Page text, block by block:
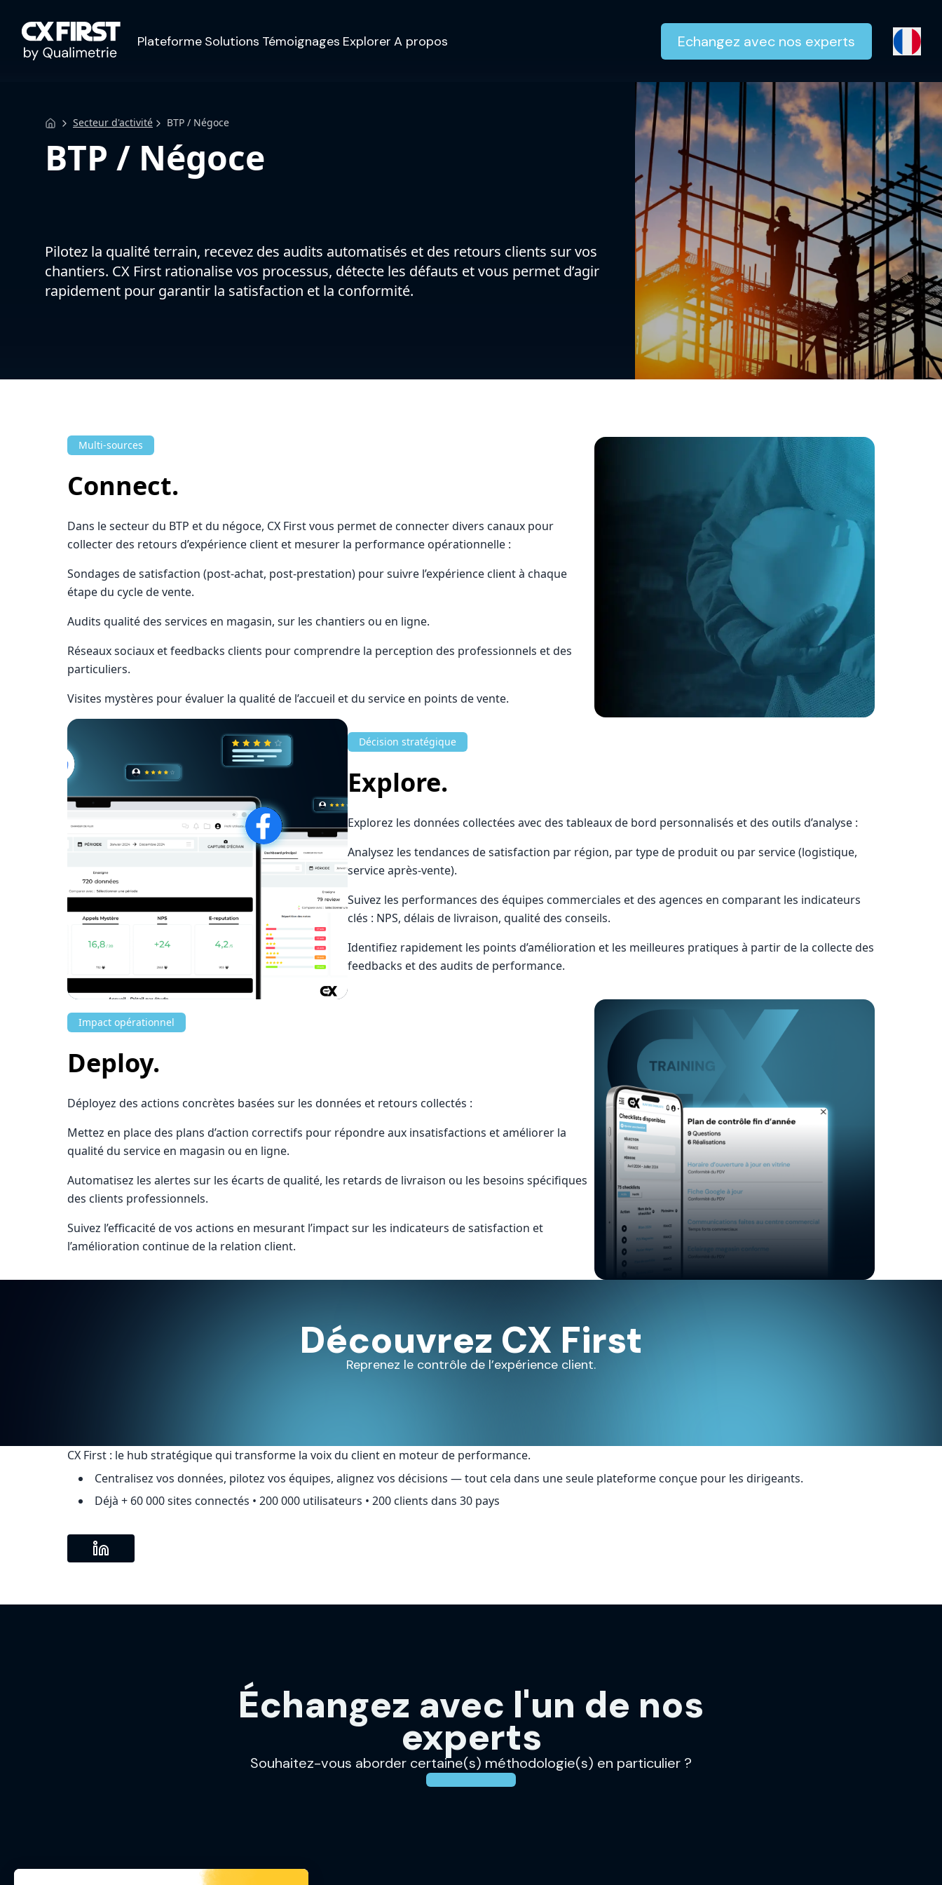
Plateforme Solutions Témoignages Explorer A propos Echangez avec nos experts
Secteur d'activité BTP / Négoce
BTP / Négoce
Pilotez la qualité terrain, recevez des audits automatisés et des retours clients sur vos
chantiers. CX First rationalise vos processus, détecte les défauts et vous permet d’agir
rapidement pour garantir la satisfaction et la conformité.
Multi-sources
Connect.
Dans le secteur du BTP et du négoce, CX First vous permet de connecter divers canaux pour
collecter des retours d’expérience client et mesurer la performance opérationnelle :
Sondages de satisfaction (post-achat, post-prestation) pour suivre l’expérience client à chaque
étape du cycle de vente.
Audits qualité des services en magasin, sur les chantiers ou en ligne.
Réseaux sociaux et feedbacks clients pour comprendre la perception des professionnels et des
particuliers.
Visites mystères pour évaluer la qualité de l’accueil et du service en points de vente.
Décision stratégique
Explore.
Explorez les données collectées avec des tableaux de bord personnalisés et des outils d’analyse :
Analysez les tendances de satisfaction par région, par type de produit ou par service (logistique,
service après-vente).
Suivez les performances des équipes commerciales et des agences en comparant les indicateurs
clés : NPS, délais de livraison, qualité des conseils.
Identifiez rapidement les points d’amélioration et les meilleures pratiques à partir de la collecte des
feedbacks et des audits de performance.
Impact opérationnel
Deploy.
Déployez des actions concrètes basées sur les données et retours collectés :
Mettez en place des plans d’action correctifs pour répondre aux insatisfactions et améliorer la
qualité du service en magasin ou en ligne.
Automatisez les alertes sur les écarts de qualité, les retards de livraison ou les besoins spécifiques
des clients professionnels.
Suivez l’efficacité de vos actions en mesurant l’impact sur les indicateurs de satisfaction et
l’amélioration continue de la relation client.
Découvrez CX First
Reprenez le contrôle de l’expérience client.
CX First : le hub stratégique qui transforme la voix du client en moteur de performance.
Centralisez vos données, pilotez vos équipes, alignez vos décisions — tout cela dans une seule plateforme conçue pour les dirigeants.
Déjà + 60 000 sites connectés • 200 000 utilisateurs • 200 clients dans 30 pays
Échangez avec l'un de nos
experts
Souhaitez-vous aborder certaine(s) méthodologie(s) en particulier ?